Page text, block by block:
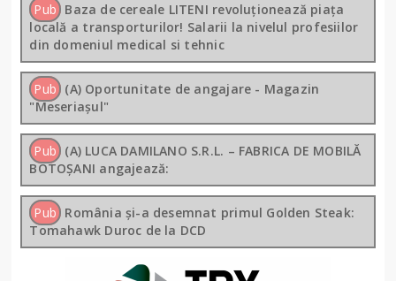
Pub Baza de cereale LITENI revoluționează piața
locală a transporturilor! Salarii la nivelul profesiilor
din domeniul medical si tehnic
Pub (A) Oportunitate de angajare - Magazin
"Meseriașul"
Pub (A) LUCA DAMILANO S.R.L. – FABRICA DE MOBILĂ
BOTOȘANI angajează:
Pub România și-a desemnat primul Golden Steak:
Tomahawk Duroc de la DCD